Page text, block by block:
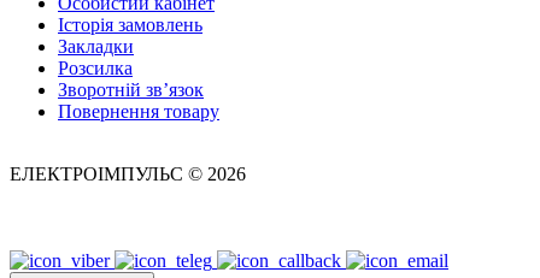
Історія замовлень
Закладки
Розсилка
Зворотній зв’язок
Повернення товару
ЕЛЕКТРОІМПУЛЬС © 2026